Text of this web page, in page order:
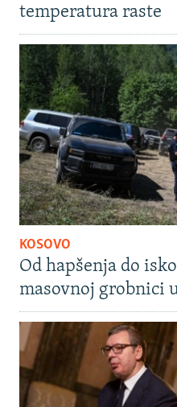
temperatura raste
KOSOVO
Od hapšenja do
masovnoj grobnici